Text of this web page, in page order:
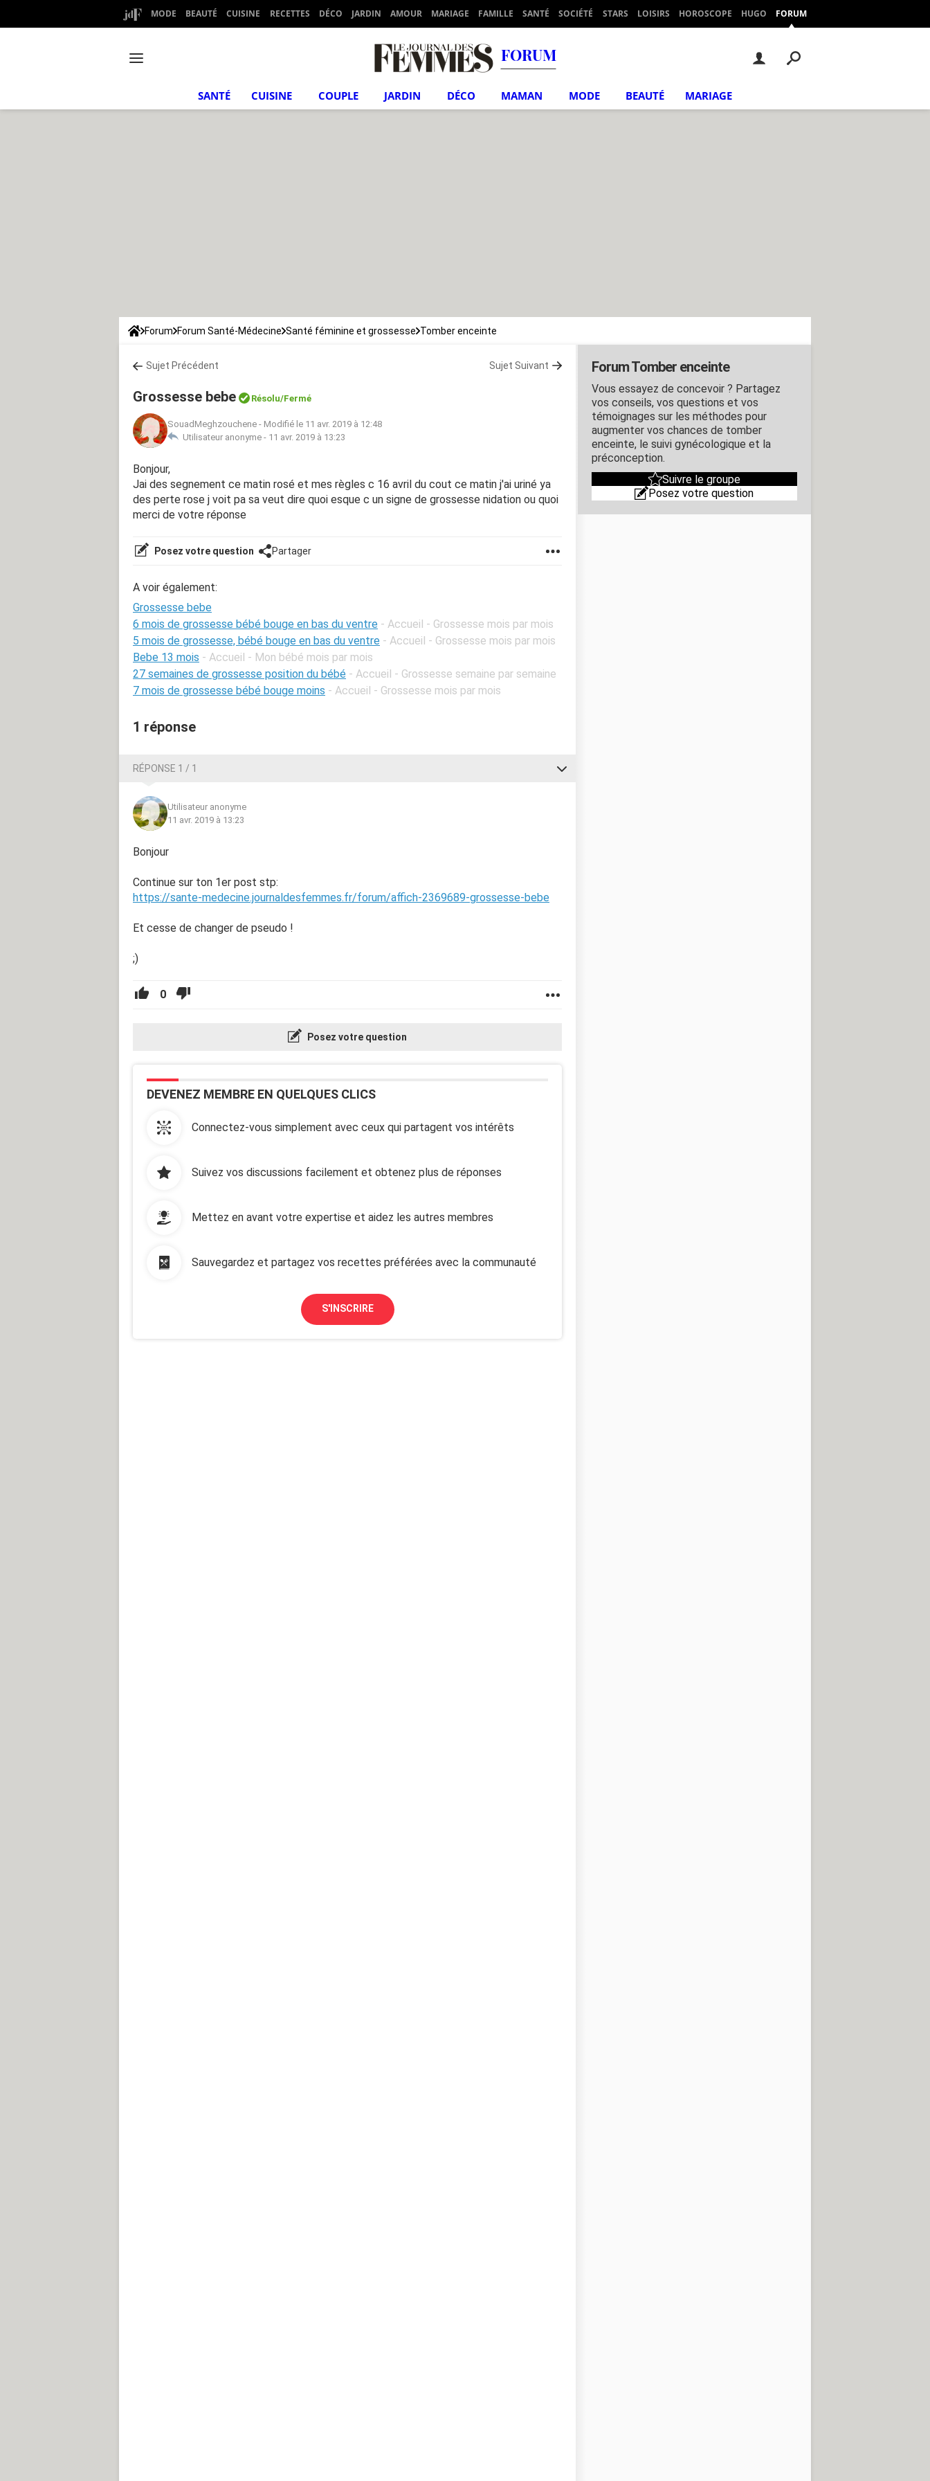
MODE BEAUTÉ CUISINE RECETTES DÉCO JARDIN AMOUR MARIAGE FAMILLE SANTÉ SOCIÉTÉ STARS LOISIRS HOROSCOPE HUGO FORUM
FORUM
SANTÉ CUISINE COUPLE JARDIN DÉCO MAMAN MODE BEAUTÉ MARIAGE
Forum Forum Santé-Médecine Santé féminine et grossesse Tomber enceinte
Sujet Précédent Sujet Suivant
Grossesse bebe Résolu/Fermé
SouadMeghzouchene - Modifié le 11 avr. 2019 à 12:48
Utilisateur anonyme - 11 avr. 2019 à 13:23
Bonjour,
Jai des segnement ce matin rosé et mes règles c 16 avril du cout ce matin j'ai uriné ya
des perte rose j voit pa sa veut dire quoi esque c un signe de grossesse nidation ou quoi
merci de votre réponse
Posez votre question Partager
A voir également:
Grossesse bebe
6 mois de grossesse bébé bouge en bas du ventre - Accueil - Grossesse mois par mois
5 mois de grossesse, bébé bouge en bas du ventre - Accueil - Grossesse mois par mois
Bebe 13 mois - Accueil - Mon bébé mois par mois
27 semaines de grossesse position du bébé - Accueil - Grossesse semaine par semaine
7 mois de grossesse bébé bouge moins - Accueil - Grossesse mois par mois
1 réponse
RÉPONSE 1 / 1
Utilisateur anonyme
11 avr. 2019 à 13:23
Bonjour
Continue sur ton 1er post stp:
https://sante-medecine.journaldesfemmes.fr/forum/affich-2369689-grossesse-bebe
Et cesse de changer de pseudo !
;)
0
Posez votre question
DEVENEZ MEMBRE EN QUELQUES CLICS
Connectez-vous simplement avec ceux qui partagent vos intérêts
Suivez vos discussions facilement et obtenez plus de réponses
Mettez en avant votre expertise et aidez les autres membres
Sauvegardez et partagez vos recettes préférées avec la communauté
S'INSCRIRE
Forum Tomber enceinte
Vous essayez de concevoir ? Partagez
vos conseils, vos questions et vos
témoignages sur les méthodes pour
augmenter vos chances de tomber
enceinte, le suivi gynécologique et la
préconception.
Suivre le groupe
Posez votre question